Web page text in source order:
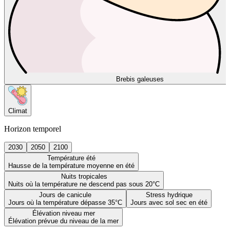
Brebis galeuses
Climat
Horizon temporel
2030 2050
2100
Température été
Hausse de la température moyenne en été
Nuits tropicales
Nuits où la température ne descend pas sous 20°C
Jours de canicule
Jours où la température dépasse 35°C
Stress hydrique
Jours avec sol sec en été
Élévation niveau mer
Élévation prévue du niveau de la mer